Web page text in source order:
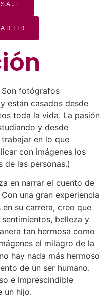
Son fotógrafos
están casados desde
toda la vida. La pasión
y desde
en lo que
con imágenes los
de las personas.)
en narrar el cuento de
una gran experiencia
su carrera, creo que
belleza y
tan hermosa como
el milagro de la
hay nada más hermoso
de un ser humano.
e imprescindible
un hijo.